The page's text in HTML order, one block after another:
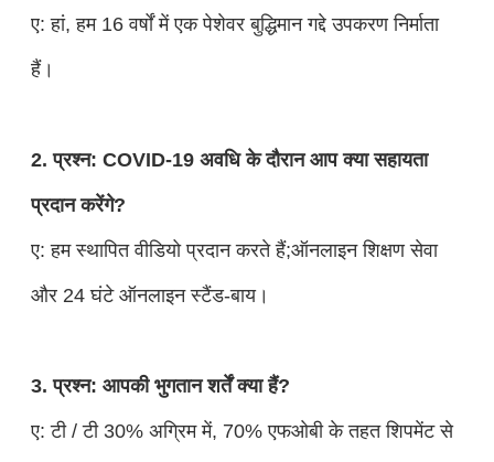
ए: हां, हम 16 वर्षों में एक पेशेवर बुद्धिमान गद्दे उपकरण निर्माता
हैं।
2. प्रश्न: COVID-19 अवधि के दौरान आप क्या सहायता
प्रदान करेंगे?
ए: हम स्थापित वीडियो प्रदान करते हैं;ऑनलाइन शिक्षण सेवा
और 24 घंटे ऑनलाइन स्टैंड-बाय।
3. प्रश्न: आपकी भुगतान शर्तें क्या हैं?
ए: टी / टी 30% अग्रिम में, 70% एफओबी के तहत शिपमेंट से